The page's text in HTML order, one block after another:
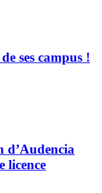
ses campus !
d’Audencia
licence